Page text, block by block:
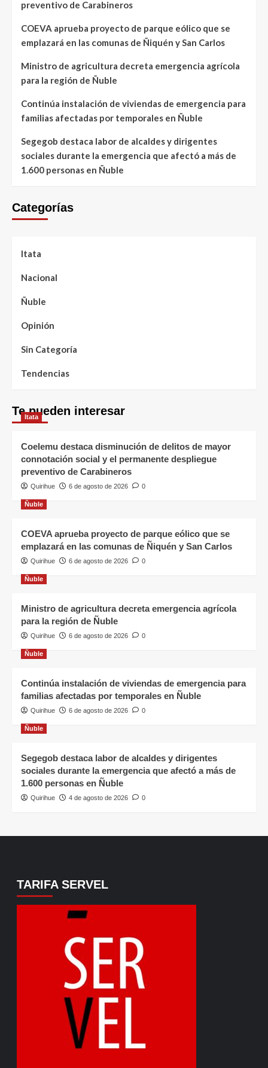
preventivo de Carabineros
COEVA aprueba proyecto de parque eólico que se
emplazará en las comunas de Ñiquén y San Carlos
Ministro de agricultura decreta emergencia agrícola
para la región de Ñuble
Continúa instalación de viviendas de emergencia para
familias afectadas por temporales en Ñuble
Segegob destaca labor de alcaldes y dirigentes
sociales durante la emergencia que afectó a más de
1.600 personas en Ñuble
Categorías
Itata
Nacional
Ñuble
Opinión
Sin Categoría
Tendencias
Te pueden interesar
Itata
Coelemu destaca disminución de delitos de mayor
connotación social y el permanente despliegue
preventivo de Carabineros
Quirihue 6 de agosto de 2026 0
Ñuble
COEVA aprueba proyecto de parque eólico que se
emplazará en las comunas de Ñiquén y San Carlos
Quirihue 6 de agosto de 2026 0
Ñuble
Ministro de agricultura decreta emergencia agrícola
para la región de Ñuble
Quirihue 6 de agosto de 2026 0
Ñuble
Continúa instalación de viviendas de emergencia para
familias afectadas por temporales en Ñuble
Quirihue 6 de agosto de 2026 0
Ñuble
Segegob destaca labor de alcaldes y dirigentes
sociales durante la emergencia que afectó a más de
1.600 personas en Ñuble
Quirihue 4 de agosto de 2026 0
TARIFA SERVEL